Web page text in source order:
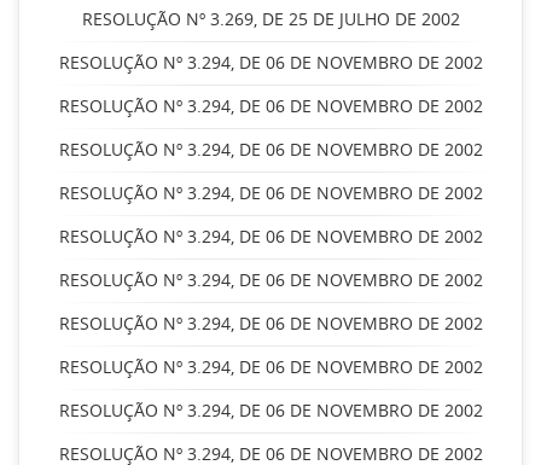
RESOLUÇÃO Nº 3.269, DE 25 DE JULHO DE 2002
RESOLUÇÃO Nº 3.294, DE 06 DE NOVEMBRO DE 2002
RESOLUÇÃO Nº 3.294, DE 06 DE NOVEMBRO DE 2002
RESOLUÇÃO Nº 3.294, DE 06 DE NOVEMBRO DE 2002
RESOLUÇÃO Nº 3.294, DE 06 DE NOVEMBRO DE 2002
RESOLUÇÃO Nº 3.294, DE 06 DE NOVEMBRO DE 2002
RESOLUÇÃO Nº 3.294, DE 06 DE NOVEMBRO DE 2002
RESOLUÇÃO Nº 3.294, DE 06 DE NOVEMBRO DE 2002
RESOLUÇÃO Nº 3.294, DE 06 DE NOVEMBRO DE 2002
RESOLUÇÃO Nº 3.294, DE 06 DE NOVEMBRO DE 2002
RESOLUÇÃO Nº 3.294, DE 06 DE NOVEMBRO DE 2002